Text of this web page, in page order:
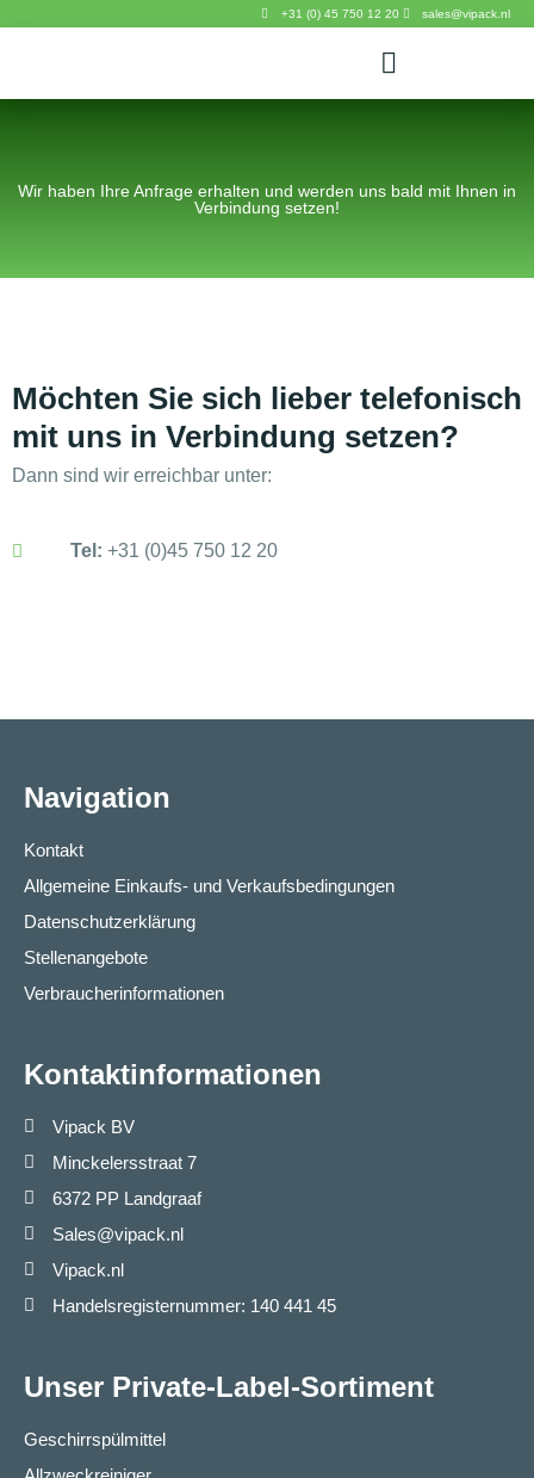
+31 (0) 45 750 12 20 sales@vipack.nl
Wir haben Ihre Anfrage erhalten und werden uns bald mit Ihnen in
Verbindung setzen!
Möchten Sie sich lieber telefonisch
mit uns in Verbindung setzen?
Dann sind wir erreichbar unter:
Tel: +31 (0)45 750 12 20
Navigation
Kontakt
Allgemeine Einkaufs- und Verkaufsbedingungen
Datenschutzerklärung
Stellenangebote
Verbraucherinformationen
Kontaktinformationen
Vipack BV
Minckelersstraat 7
6372 PP Landgraaf
Sales@vipack.nl
Vipack.nl
Handelsregisternummer: 140 441 45
Unser Private-Label-Sortiment
Geschirrspülmittel